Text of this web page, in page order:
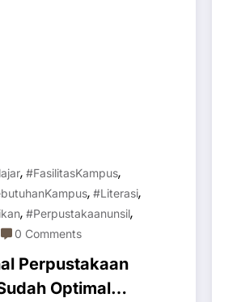
, #FasilitasKampus,
, #Literasi,
, #Perpustakaanunsil,
0 Comments
Perpustakaan
Optimal